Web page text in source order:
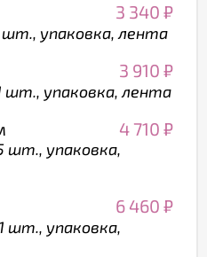
3 340 ₽
упаковка, лента
3 910 ₽
шт., упаковка, лента
4 710 ₽
шт., упаковка,
6 460 ₽
шт., упаковка,